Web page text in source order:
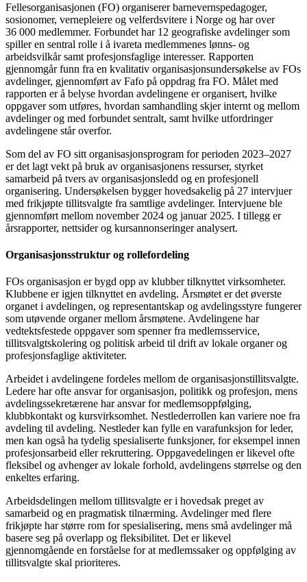
Fellesorganisasjonen (FO) organiserer barnevernspedagoger,
sosionomer, vernepleiere og velferdsvitere i Norge og har over
36 000 medlemmer. Forbundet har 12 geografiske avdelinger som
spiller en sentral rolle i å ivareta medlemmenes lønns- og
arbeidsvilkår samt profesjonsfaglige interesser. Rapporten
gjennomgår funn fra en kvalitativ organisasjonsundersøkelse av FOs
avdelinger, gjennomført av Fafo på oppdrag fra FO. Målet med
rapporten er å belyse hvordan avdelingene er organisert, hvilke
oppgaver som utføres, hvordan samhandling skjer internt og mellom
avdelinger og med forbundet sentralt, samt hvilke utfordringer
avdelingene står overfor.
Som del av FO sitt organisasjonsprogram for perioden 2023–2027
er det lagt vekt på bruk av organisasjonens ressurser, styrket
samarbeid på tvers av organisasjonsledd og en profesjonell
organisering. Undersøkelsen bygger hovedsakelig på 27 intervjuer
med frikjøpte tillitsvalgte fra samtlige avdelinger. Intervjuene ble
gjennomført mellom november 2024 og januar 2025. I tillegg er
årsrapporter, nettsider og kursannonseringer analysert.
Organisasjonsstruktur og rollefordeling
FOs organisasjon er bygd opp av klubber tilknyttet virksomheter.
Klubbene er igjen tilknyttet en avdeling. Årsmøtet er det øverste
organet i avdelingen, og representantskap og avdelingsstyre fungerer
som utøvende organer mellom årsmøtene. Avdelingene har
vedtektsfestede oppgaver som spenner fra medlemsservice,
tillitsvalgtskolering og politisk arbeid til drift av lokale organer og
profesjonsfaglige aktiviteter.
Arbeidet i avdelingene fordeles mellom de organisasjonstillitsvalgte.
Ledere har ofte ansvar for organisasjon, politikk og profesjon, mens
avdelingssekretærene har ansvar for medlemsoppfølging,
klubbkontakt og kursvirksomhet. Nestlederrollen kan variere noe fra
avdeling til avdeling. Nestleder kan fylle en varafunksjon for leder,
men kan også ha tydelig spesialiserte funksjoner, for eksempel innen
profesjonsarbeid eller rekruttering. Oppgavedelingen er likevel ofte
fleksibel og avhenger av lokale forhold, avdelingens størrelse og den
enkeltes erfaring.
Arbeidsdelingen mellom tillitsvalgte er i hovedsak preget av
samarbeid og en pragmatisk tilnærming. Avdelinger med flere
frikjøpte har større rom for spesialisering, mens små avdelinger må
basere seg på overlapp og fleksibilitet. Det er likevel
gjennomgående en forståelse for at medlemssaker og oppfølging av
tillitsvalgte skal prioriteres.